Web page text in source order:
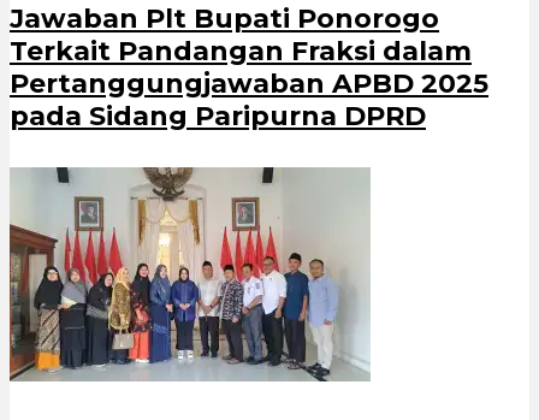
Jawaban Plt Bupati Ponorogo
Terkait Pandangan Fraksi dalam
Pertanggungjawaban APBD 2025
pada Sidang Paripurna DPRD